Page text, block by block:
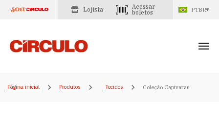
Lojista
Acessar
boletos
PTBR
Página inicial Produtos Tecidos Coleção Capivaras